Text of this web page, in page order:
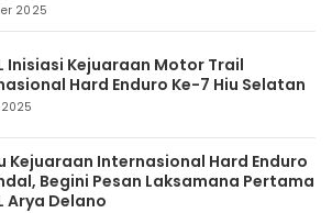
2025
Inisiasi Kejuaraan Motor Trail
Hard Enduro Ke-7 Hiu Selatan
Kejuaraan Internasional Hard Enduro
Begini Pesan Laksamana Pertama
Arya Delano